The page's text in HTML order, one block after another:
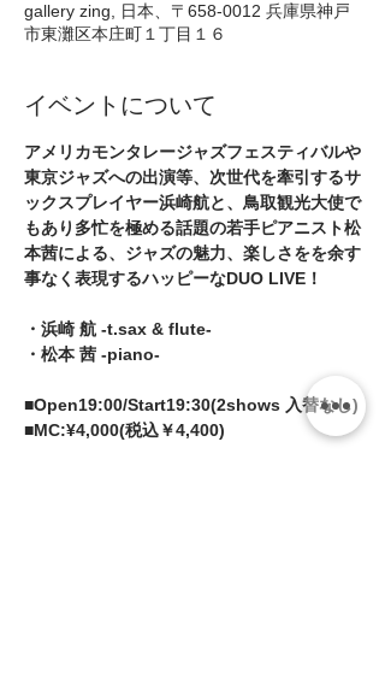
gallery zing, 日本、〒658-0012 兵庫県神戸
市東灘区本庄町１丁目１６
イベントについて
アメリカモンタレージャズフェスティバルや
東京ジャズへの出演等、次世代を牽引するサ
ックスプレイヤー浜崎航と、鳥取観光大使で
もあり多忙を極める話題の若手ピアニスト松
本茜による、ジャズの魅力、楽しさをを余す
事なく表現するハッピーなDUO LIVE！
・浜崎 航 -t.sax & flute-
・松本 茜 -piano-
■Open19:00/Start19:30(2shows 入替なし)
■MC:¥4,000(税込￥4,400)